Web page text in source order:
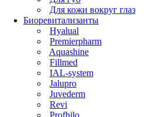
Для кожи вокруг глаз
Биоревитализанты
Hyalual
Premierpharm
Aquashine
Fillmed
IAL-system
Jalupro
Juvederm
Revi
Profhilo